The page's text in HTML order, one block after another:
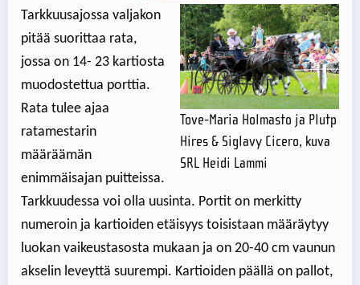
Tove-Maria Holmasto ja Plutp
Hires & Siglavy Cicero, kuva
SRL Heidi Lammi
Tarkkuusajossa valjakon
pitää suorittaa rata,
jossa on 14- 23 kartiosta
muodostettua porttia.
Rata tulee ajaa
ratamestarin
määräämän
enimmäisajan puitteissa.
Tarkkuudessa voi olla uusinta. Portit on merkitty
numeroin ja kartioiden etäisyys toisistaan määräytyy
luokan vaikeustasosta mukaan ja on 20-40 cm vaunun
akselin leveyttä suurempi. Kartioiden päällä on pallot,